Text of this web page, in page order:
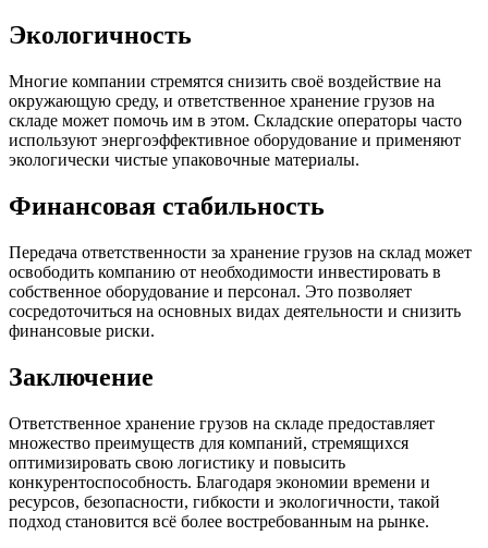
Экологичность
Многие компании стремятся снизить своё воздействие на
окружающую среду, и ответственное хранение грузов на
складе может помочь им в этом. Складские операторы часто
используют энергоэффективное оборудование и применяют
экологически чистые упаковочные материалы.
Финансовая стабильность
Передача ответственности за хранение грузов на склад может
освободить компанию от необходимости инвестировать в
собственное оборудование и персонал. Это позволяет
сосредоточиться на основных видах деятельности и снизить
финансовые риски.
Заключение
Ответственное хранение грузов на складе предоставляет
множество преимуществ для компаний, стремящихся
оптимизировать свою логистику и повысить
конкурентоспособность. Благодаря экономии времени и
ресурсов, безопасности, гибкости и экологичности, такой
подход становится всё более востребованным на рынке.